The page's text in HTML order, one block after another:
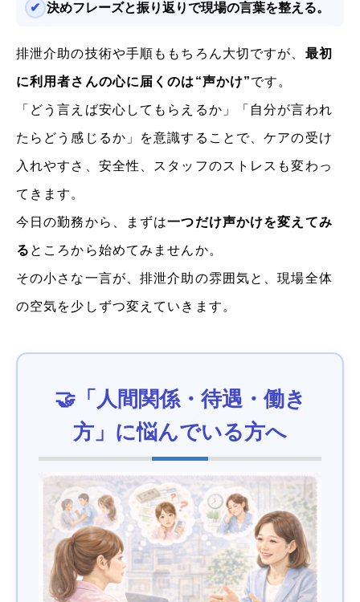
決めフレーズと振り返りで現場の言葉を整える。
排泄介助の技術や手順ももちろん大切ですが、 最初
に利用者さんの心に届くのは“声かけ”です。
「どう言えば安心してもらえるか」「自分が言われ
たらどう感じるか」を意識することで、ケアの受け
入れやすさ、安全性、スタッフのストレスも変わっ
てきます。
今日の勤務から、まずは一つだけ声かけを変えてみ
る ところから始めてみませんか。
その小さな一言が、排泄介助の雰囲気と、現場全体
の空気を少しずつ変えていきます。
🤝「人間関係・待遇・働き
方」に悩んでいる方へ